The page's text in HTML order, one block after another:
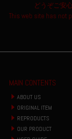
どうぞご安
This web site has not
MAIN CONTENTS
ABOUT US
ORIGINAL ITEM
REPRODUCTS
OUR PRODUCT